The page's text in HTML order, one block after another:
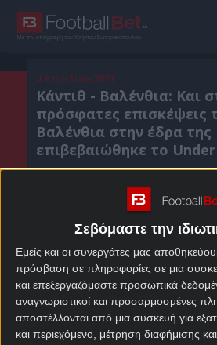
Σεβόμαστε την
Εμείς και οι συνεργάτες μας
πρόσβαση σε πληροφορίες σε μια
και επεξεργαζόμαστε προσωπικά
αναγνωριστικοί και προσαρμοσμένες
αποστέλλονται από μια συσκευή για
και περιεχόμενο, μέτρηση διαφήμισης
Με την υπογραφή του Χρήστου Σωτηρακόπουλου
4 Απριλίου 2021
Κάντιθ - Βαλένθια: Και
πρόσφατες επισκέψεις
Βαλένθια στην έδρα της
επιβεβαιώθηκε το
Κοιν. :
Πρόσθεσε το
ΣΤΟΙΧΗΜΑΤΙΚΕΣ